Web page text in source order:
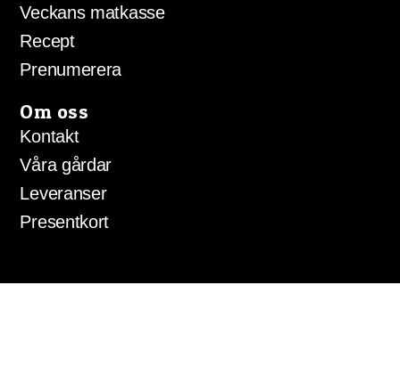
Veckans matkasse
Recept
Prenumerera
Om oss
Kontakt
Våra gårdar
Leveranser
Presentkort